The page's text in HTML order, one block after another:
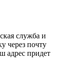
служба и
через почту
адрес придет